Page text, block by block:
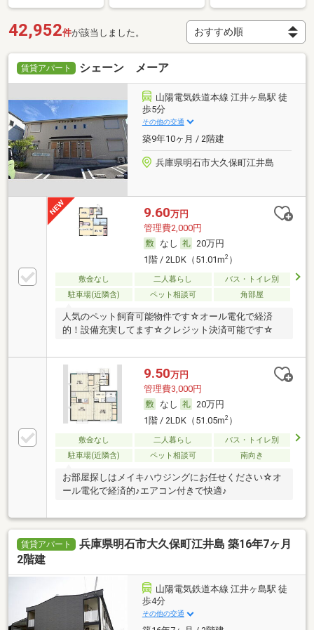
42,952件が該当しました。
賃貸アパート シェーン メーア
山陽電気鉄道本線 江井ヶ島駅 徒
歩5分
その他の交通
築9年10ヶ月 / 2階建
兵庫県明石市大久保町江井島
9.60万円
管理費2,000円
なし
20万円
1階 / 2LDK（51.01m2）
敷金なし 二人暮らし
バス・トイレ別
駐車場(近隣含)
ペット相談可 角部屋
人気のペット飼育可能物件です☆オール電化で経済
的！設備充実してます☆クレジット決済可能です☆
9.50万円
管理費3,000円
なし
20万円
1階 / 2LDK（51.05m2）
敷金なし 二人暮らし
バス・トイレ別
駐車場(近隣含)
ペット相談可 南向き
お部屋探しはメイキハウジングにお任せください☆オ
ール電化で経済的♪エアコン付きで快適♪
賃貸アパート
兵庫県明石市大久保町江井島 築16年7ヶ月
2階建
山陽電気鉄道本線 江井ヶ島駅 徒
歩4分
その他の交通